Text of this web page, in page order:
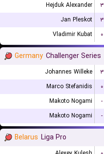
Hejduk Alexander
۳
Jan Pleskot
۳
Vladimir Kubat
۰
Germany Challenger Series
Johannes Willeke ۳
Marco Stefanidis
۰
Makoto Nogami
-
Makoto Nogami
-
Belarus Liga Pro